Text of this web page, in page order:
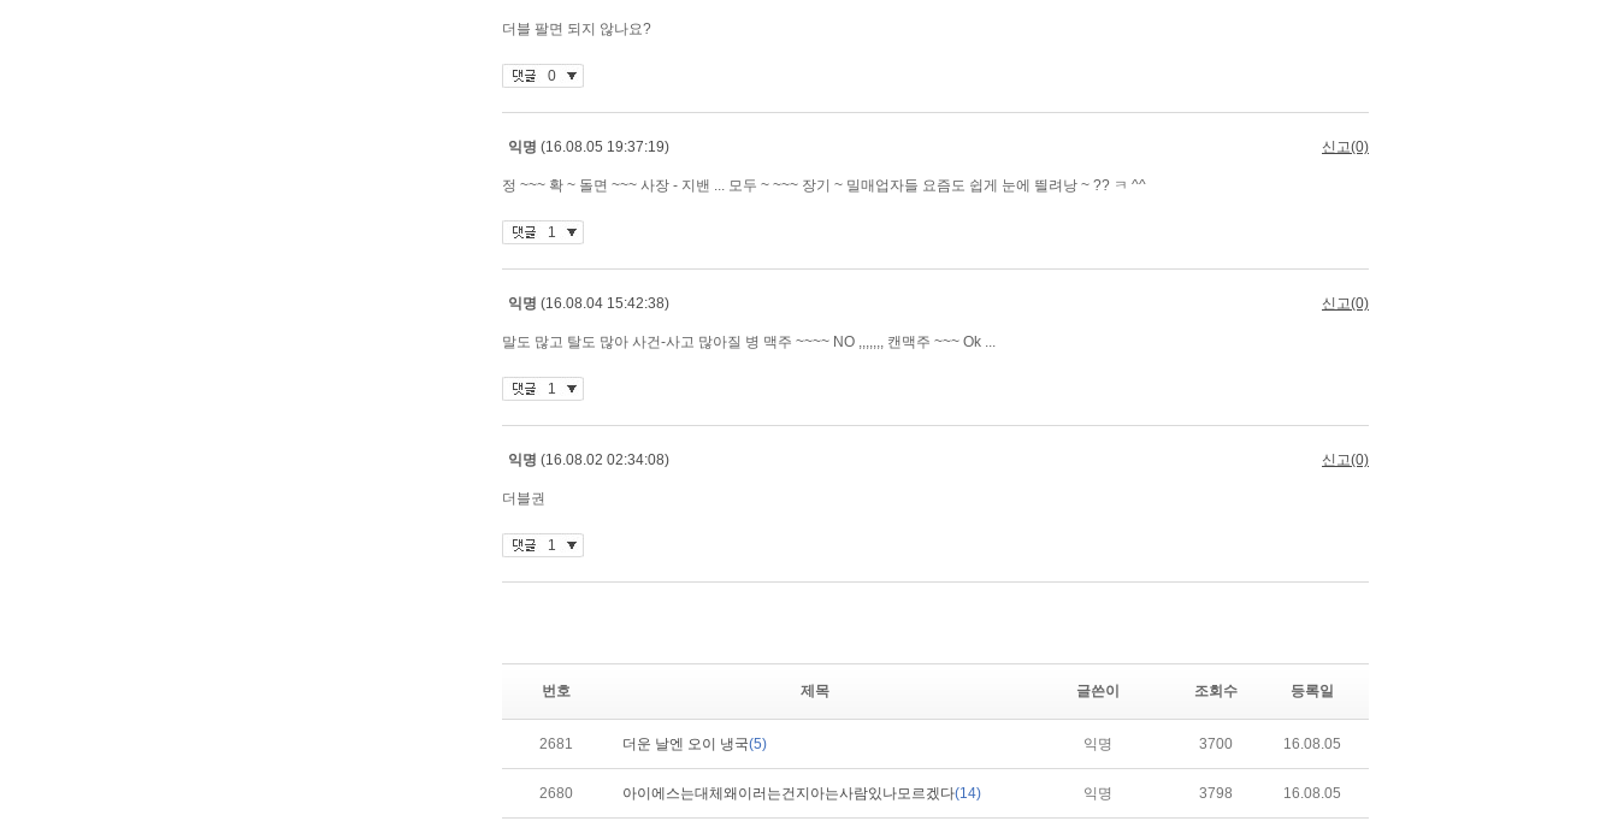
번호 제목 글쓴이 조회수 등록일
2681 더운 날엔 오이 냉국(5) 익명 3700 16.08.05
2680 아이에스는대체왜이러는건지아는사람있나모르겠다(14) 익명 3798 16.08.05